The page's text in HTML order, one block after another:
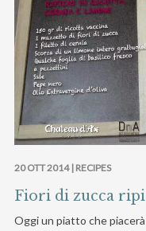
20 OTT 2014 | RECIPES
Fiori di zucca
Oggi un piatto che